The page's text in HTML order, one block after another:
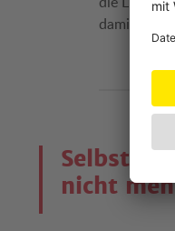
damit man
Selbst-
nicht